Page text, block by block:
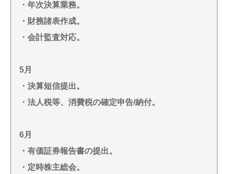
・年次決算業務。
・財務諸表作成。
・会計監査対応。
5月
・決算短信提出。
・法人税等、消費税の確定申告/納付。
6月
・有価証券報告書の提出。
・定時株主総会。